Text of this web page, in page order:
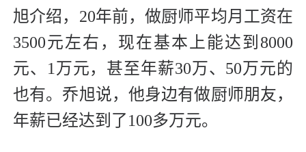
旭介绍，20年前，做厨师平均月工资在
3500元左右，现在基本上能达到8000
元、1万元，甚至年薪30万、50万元的
也有。乔旭说，他身边有做厨师朋友，
年薪已经达到了100多万元。